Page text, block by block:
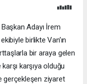
Adayı İrem
birlikte Van’ın
bir araya gelen
karşıya olduğu
gerçekleşen ziyaret